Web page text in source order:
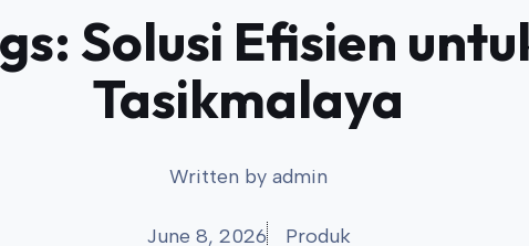
Solusi Efisien
Tasikmalaya
Written by admin
June 8, 2026 Produk